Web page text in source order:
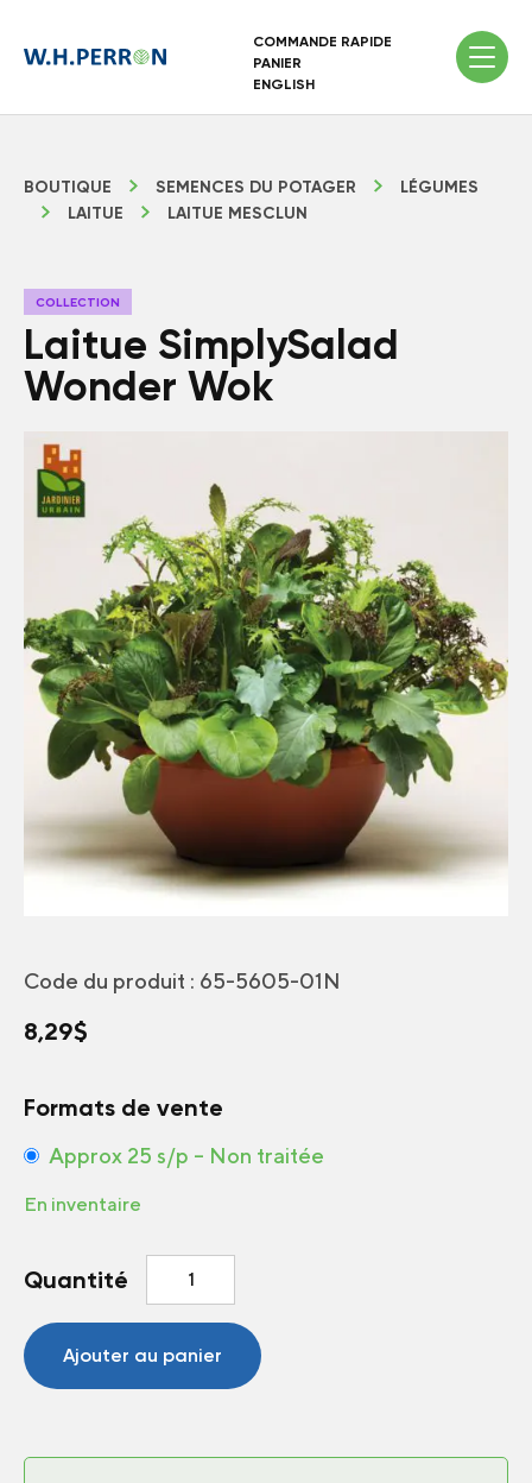
COMMANDE RAPIDE
PANIER
ENGLISH
BOUTIQUE SEMENCES DU POTAGER
LÉGUMES
LAITUE
LAITUE MESCLUN
COLLECTION
Laitue SimplySalad
Wonder Wok
Code du produit : 65-5605-01N
8,29$
Formats de vente
Approx 25 s/p – Non traitée
En inventaire
Quantité
quantité
Laitue
SimplySalad
Ajouter au panier